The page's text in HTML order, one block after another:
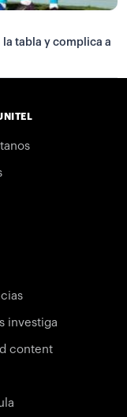
tabla y complica a
investiga
content